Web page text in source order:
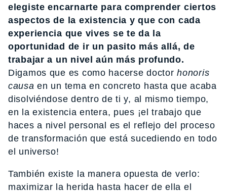
elegiste encarnarte para comprender ciertos
aspectos de la existencia y que con cada
experiencia que vives se te da la
oportunidad de ir un pasito más allá, de
trabajar a un nivel aún más profundo.
Digamos que es como hacerse doctorhonoris
causa en un tema en concreto hasta que acaba
disolviéndose dentro de ti y, al mismo tiempo,
en la existencia entera, pues ¡el trabajo que
haces a nivel personal es el reflejo del proceso
de transformación que está sucediendo en todo
el universo!
También existe la manera opuesta de verlo:
maximizar la herida hasta hacer de ella el